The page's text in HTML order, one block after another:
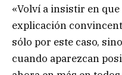
«Volví a insistir en
explicación
sólo por este caso,
cuando aparezcan